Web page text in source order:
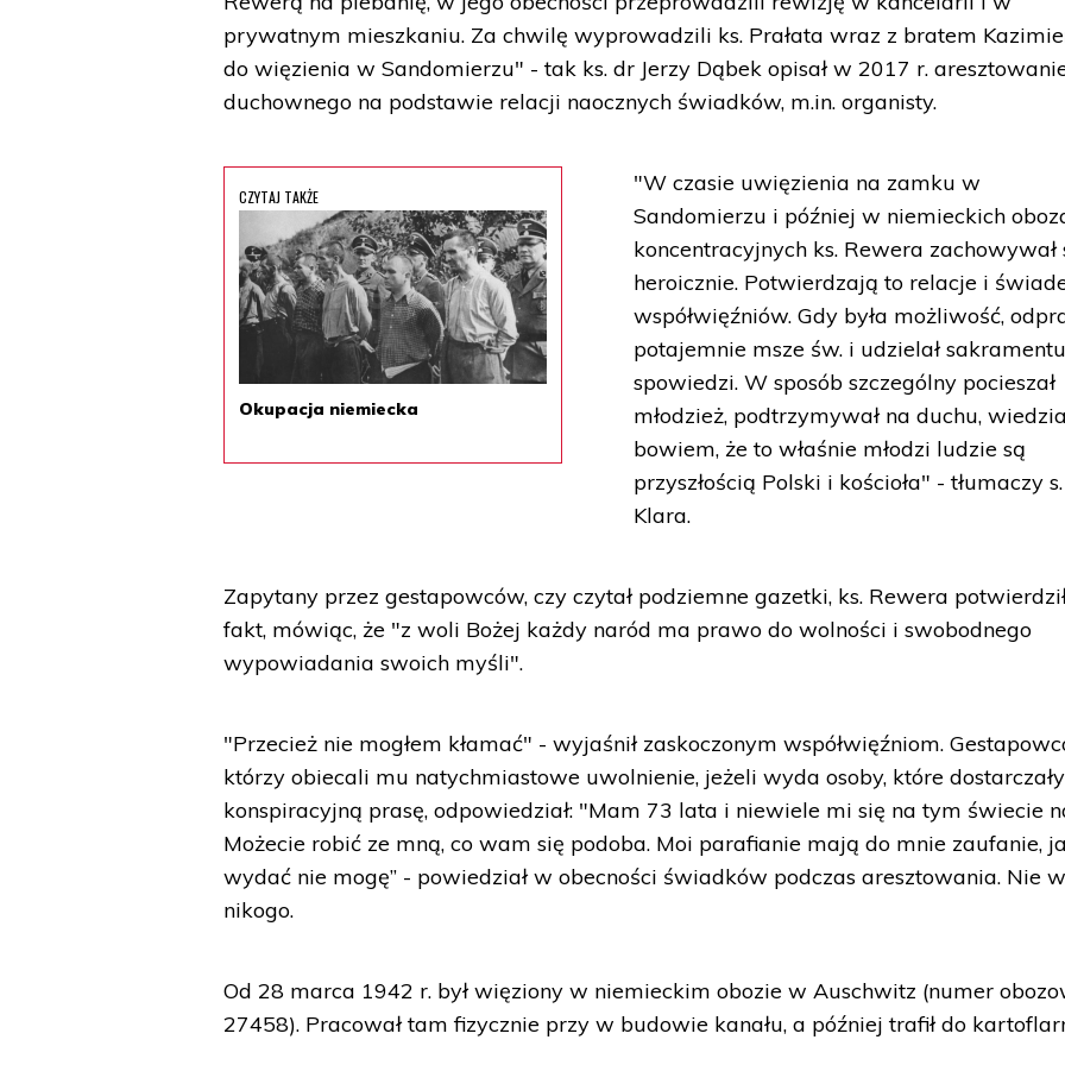
prywatnym mieszkaniu. Za chwilę wyprowadzili ks. Prałata wraz z bratem
do więzienia w Sandomierzu" - tak ks. dr Jerzy Dąbek opisał w 2017 r.
duchownego na podstawie relacji naocznych świadków, m.in. organisty.
CZYTAJ TAKŻE
Okupacja niemiecka
"W czasie uwięzienia na zamku w
Sandomierzu i później w niemieckich
koncentracyjnych ks. Rewera zachowywał
heroicznie. Potwierdzają to relacje i
współwięźniów. Gdy była możliwość,
potajemnie msze św. i udzielał sakramentu
spowiedzi. W sposób szczególny pocieszał
młodzież, podtrzymywał na duchu,
bowiem, że to właśnie młodzi ludzie są
przyszłością Polski i kościoła" - tłumaczy s.
Klara.
Zapytany przez gestapowców, czy czytał podziemne gazetki, ks. Rewera
fakt, mówiąc, że "z woli Bożej każdy naród ma prawo do wolności i swobodnego
wypowiadania swoich myśli".
"Przecież nie mogłem kłamać" - wyjaśnił zaskoczonym współwięźniom.
którzy obiecali mu natychmiastowe uwolnienie, jeżeli wyda osoby, które
konspiracyjną prasę, odpowiedział: "Mam 73 lata i niewiele mi się na tym świecie
Możecie robić ze mną, co wam się podoba. Moi parafianie mają do mnie zaufanie,
wydać nie mogę” - powiedział w obecności świadków podczas aresztowania. Nie
nikogo.
Od 28 marca 1942 r. był więziony w niemieckim obozie w Auschwitz (numer
27458). Pracował tam fizycznie przy w budowie kanału, a później trafił do